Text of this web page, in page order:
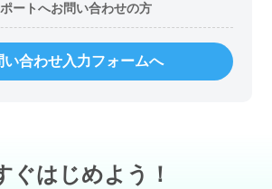
ートへお問い合わせの方
い合わせ入力フォームへ
ぐはじめよう！